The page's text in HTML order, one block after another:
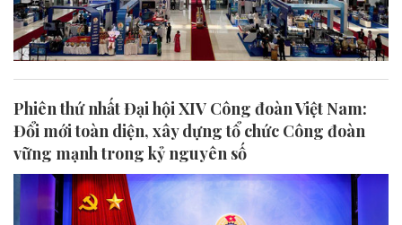
Phiên thứ nhất Đại hội XIV Công đoàn Việt Nam:
Đổi mới toàn diện, xây dựng tổ chức Công đoàn
vững mạnh trong kỷ nguyên số